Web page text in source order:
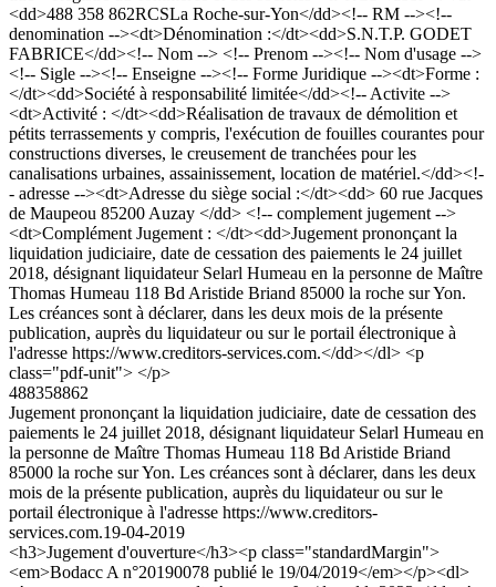
<dd>488 358 862RCSLa Roche-sur-Yon</dd><!-- RM --><!--
denomination --><dt>Dénomination :</dt><dd>S.N.T.P. GODET
FABRICE</dd><!-- Nom --> <!-- Prenom --><!-- Nom d'usage -->
<!-- Sigle --><!-- Enseigne --><!-- Forme Juridique --><dt>Forme :
</dt><dd>Société à responsabilité limitée</dd><!-- Activite -->
<dt>Activité : </dt><dd>Réalisation de travaux de démolition et
pétits terrassements y compris, l'exécution de fouilles courantes pour
constructions diverses, le creusement de tranchées pour les
canalisations urbaines, assainissement, location de matériel.</dd><!-
- adresse --><dt>Adresse du siège social :</dt><dd> 60 rue Jacques
de Maupeou 85200 Auzay </dd> <!-- complement jugement -->
<dt>Complément Jugement : </dt><dd>Jugement prononçant la
liquidation judiciaire, date de cessation des paiements le 24 juillet
2018, désignant liquidateur Selarl Humeau en la personne de Maître
Thomas Humeau 118 Bd Aristide Briand 85000 la roche sur Yon.
Les créances sont à déclarer, dans les deux mois de la présente
publication, auprès du liquidateur ou sur le portail électronique à
l'adresse https://www.creditors-services.com.</dd></dl> <p
class="pdf-unit"> </p>
488358862
Jugement prononçant la liquidation judiciaire, date de cessation des
paiements le 24 juillet 2018, désignant liquidateur Selarl Humeau en
la personne de Maître Thomas Humeau 118 Bd Aristide Briand
85000 la roche sur Yon. Les créances sont à déclarer, dans les deux
mois de la présente publication, auprès du liquidateur ou sur le
portail électronique à l'adresse https://www.creditors-
services.com.19-04-2019
<h3>Jugement d'ouverture</h3><p class="standardMargin">
<em>Bodacc A n°20190078 publié le 19/04/2019</em></p><dl>